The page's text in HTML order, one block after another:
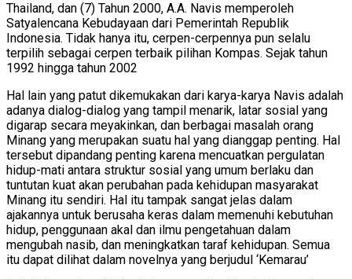
Thailand, dan (7) Tahun 2000, A.A. Navis memperoleh
Satyalencana Kebudayaan dari Pemerintah Republik
Indonesia. Tidak hanya itu, cerpen-cerpennya pun selalu
terpilih sebagai cerpen terbaik pilihan Kompas. Sejak tahun
1992 hingga tahun 2002
Hal lain yang patut dikemukakan dari karya-karya Navis adalah
adanya dialog-dialog yang tampil menarik, latar sosial yang
digarap secara meyakinkan, dan berbagai masalah orang
Minang yang merupakan suatu hal yang dianggap penting. Hal
tersebut dipandang penting karena mencuatkan pergulatan
hidup-mati antara struktur sosial yang umum berlaku dan
tuntutan kuat akan perubahan pada kehidupan masyarakat
Minang itu sendiri. Hal itu tampak sangat jelas dalam
ajakannya untuk berusaha keras dalam memenuhi kebutuhan
hidup, penggunaan akal dan ilmu pengetahuan dalam
mengubah nasib, dan meningkatkan taraf kehidupan. Semua
itu dapat dilihat dalam novelnya yang berjudul ‘Kemarau’